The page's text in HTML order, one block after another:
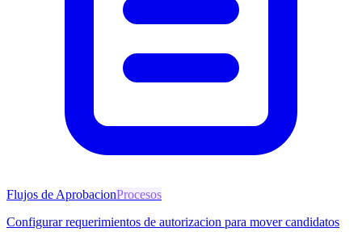
Flujos de AprobacionProcesos
Configurar requerimientos de autorizacion para mover candidatos